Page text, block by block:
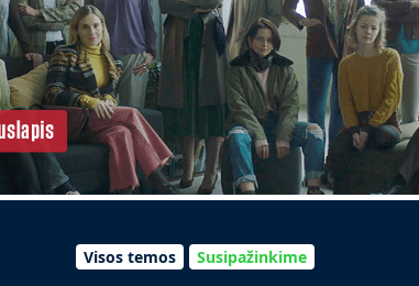
Visos temos Susipažinkime